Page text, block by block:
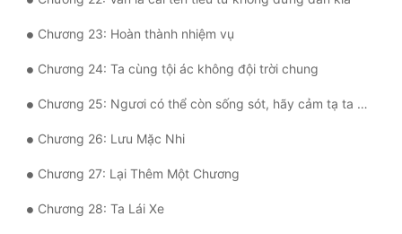
Xuyên Sách
Xuyên Thư
Điền Văn
Đô Thị
Đông Phương
Đông Phương Huyền Huyễn
Chương 23: Hoàn thành nhiệm vụ
Chương 24: Ta cùng tội ác không đội trời chung
Chương 25: Ngươi có thể còn sống sót, hãy cảm tạ ta đi!
Chương 26: Lưu Mặc Nhi
Chương 27: Lại Thêm Một Chương
Chương 28: Ta Lái Xe